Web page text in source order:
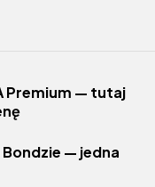
Premium — tutaj
Bondzie — jedna